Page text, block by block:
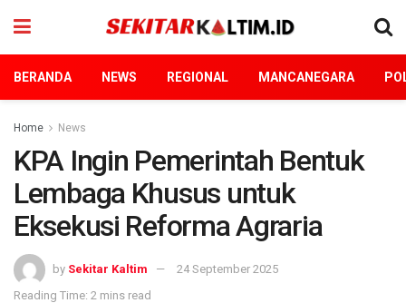
BERANDA NEWS REGIONAL MANCANEGARA
Home News
KPA Ingin Pemerintah Bentuk
Lembaga Khusus untuk
Eksekusi Reforma Agraria
by Sekitar Kaltim
24 September 2025
Reading Time: 2 mins read